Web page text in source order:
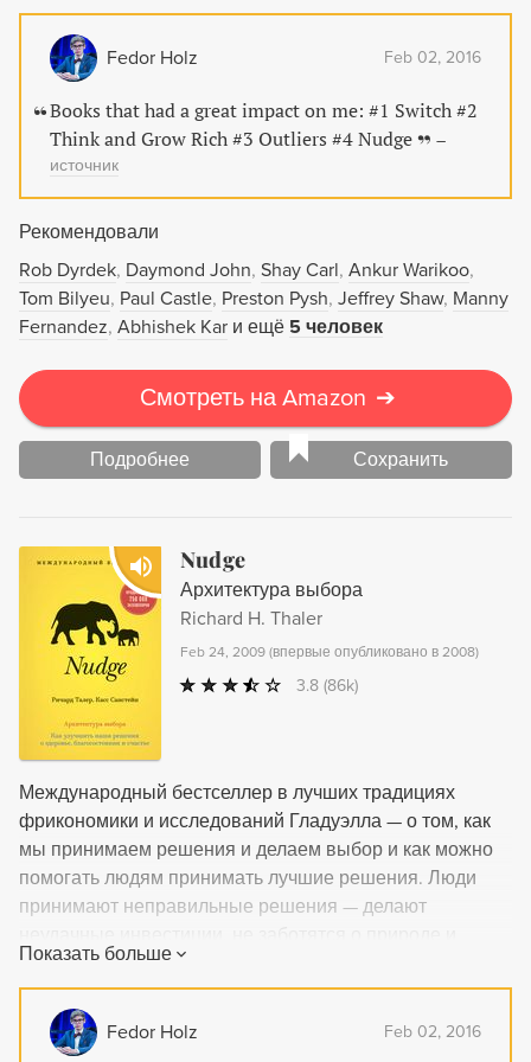
encontra-se nos 15 capítulos de Pense e Fique Rico, um
livro prático que transformou a vida de milhares de
pessoas. Conheça os três princípios básicos de Napoleon
Hill: &gt; Qualquer sucesso começa com uma ideia &gt;
Qualquer pensamento exige acção &gt; pense positivo e
obterá resultados positivos
Fedor Holz Feb 02, 2016
Books that had a great impact on me: #1 Switch #2
Think and Grow Rich #3 Outliers #4 Nudge
–
источник
Рекомендовали
Rob Dyrdek Daymond John Shay Carl Ankur Warikoo
Tom Bilyeu Paul Castle Preston Pysh Jeffrey Shaw Manny
Fernandez Abhishek Kar и ещё 5 человек
Смотреть на Amazon ➔
Подробнее Сохранить
Nudge
Архитектура выбора
Richard H. Thaler
Feb 24, 2009 (впервые опубликовано в 2008)
3.8 (86k)
Международный бестселлер в лучших традициях
фрикономики и исследований Гладуэлла — о том, как
мы принимаем решения и делаем выбор и как можно
помогать людям принимать лучшие решения. Люди
принимают неправильные решения — делают
естественных ресурсах, питаются некачественной
едой... Но многие из таких решений можно
предотвратить с помощью разумной «архитектуры
выбора», подталкивающей людей к лучшим решениям.
Показать больше
Fedor Holz Feb 02, 2016